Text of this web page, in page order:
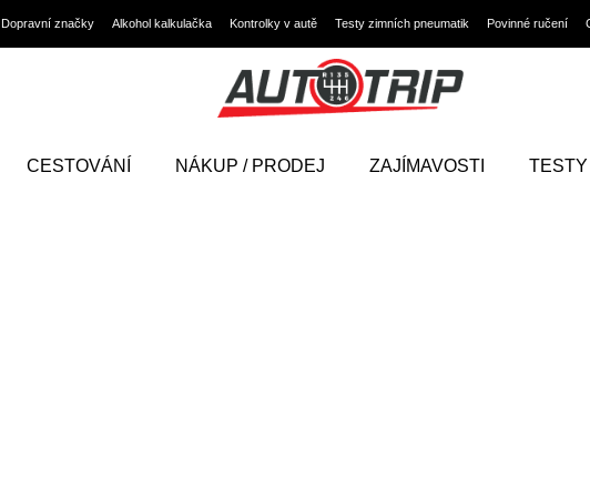
Dopravní značky Alkohol kalkulačka Kontrolky v autě Testy zimních pneumatik Povinné ručení
CESTOVÁNÍ NÁKUP / PRODEJ ZAJÍMAVOSTI TESTY